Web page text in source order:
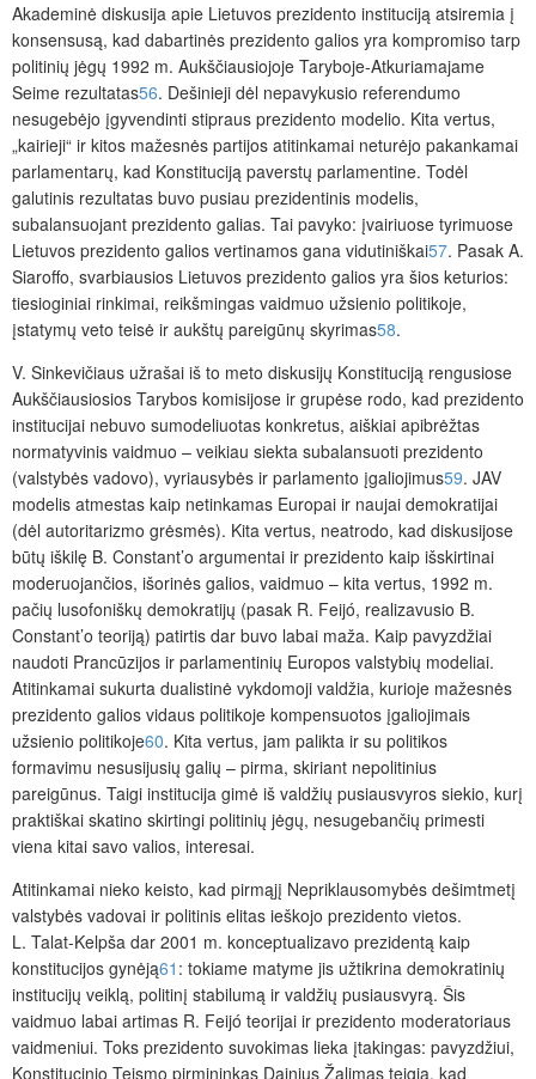
Akademinė diskusija apie Lietuvos prezidento instituciją atsiremia į
konsensusą, kad dabartinės prezidento galios yra kompromiso tarp
politinių jėgų 1992 m. Aukščiausiojoje Taryboje-Atkuriamajame
Seime rezultatas56. Dešinieji dėl nepavykusio referendumo
nesugebėjo įgyvendinti stipraus prezidento modelio. Kita vertus,
„kairieji“ ir kitos mažesnės partijos atitinkamai neturėjo pakankamai
parlamentarų, kad Konstituciją paverstų parlamentine. Todėl
galutinis rezultatas buvo pusiau prezidentinis modelis,
subalansuojant prezidento galias. Tai pavyko: įvairiuose tyrimuose
Lietuvos prezidento galios vertinamos gana vidutiniškai57. Pasak A.
Siaroffo, svarbiausios Lietuvos prezidento galios yra šios keturios:
tiesioginiai rinkimai, reikšmingas vaidmuo užsienio politikoje,
įstatymų veto teisė ir aukštų pareigūnų skyrimas58.
V. Sinkevičiaus užrašai iš to meto diskusijų Konstituciją rengusiose
Aukščiausiosios Tarybos komisijose ir grupėse rodo, kad prezidento
institucijai nebuvo sumodeliuotas konkretus, aiškiai apibrėžtas
normatyvinis vaidmuo – veikiau siekta subalansuoti prezidento
(valstybės vadovo), vyriausybės ir parlamento įgaliojimus59. JAV
modelis atmestas kaip netinkamas Europai ir naujai demokratijai
(dėl autoritarizmo grėsmės). Kita vertus, neatrodo, kad diskusijose
būtų iškilę B. Constant’o argumentai ir prezidento kaip išskirtinai
moderuojančios, išorinės galios, vaidmuo – kita vertus, 1992 m.
pačių lusofoniškų demokratijų (pasak R. Feijó, realizavusio B.
Constant’o teoriją) patirtis dar buvo labai maža. Kaip pavyzdžiai
naudoti Prancūzijos ir parlamentinių Europos valstybių modeliai.
Atitinkamai sukurta dualistinė vykdomoji valdžia, kurioje mažesnės
prezidento galios vidaus politikoje kompensuotos įgaliojimais
užsienio politikoje60. Kita vertus, jam palikta ir su politikos
formavimu nesusijusių galių – pirma, skiriant nepolitinius
pareigūnus. Taigi institucija gimė iš valdžių pusiausvyros siekio, kurį
praktiškai skatino skirtingi politinių jėgų, nesugebančių primesti
viena kitai savo valios, interesai.
Atitinkamai nieko keisto, kad pirmąjį Nepriklausomybės dešimt­metį
valstybės vadovai ir politinis elitas ieškojo prezidento vietos.
L. Talat-Kelpša dar 2001 m. konceptualizavo prezidentą kaip
konstitucijos gynėją61 : tokiame matyme jis užtikrina demokratinių
institucijų veiklą, politinį stabilumą ir valdžių pusiausvyrą. Šis
vaidmuo labai artimas R. Feijó teorijai ir prezidento moderatoriaus
vaidmeniui. Toks prezidento suvokimas lieka įtakingas: pavyzdžiui,
Konstitucinio Teismo pirmininkas Dainius Žalimas teigia, kad